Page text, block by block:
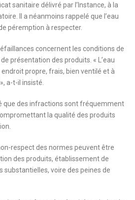
sanitaire délivré par l’Instance, à la
Il a néanmoins rappelé que l’eau
péremption à respecter.
concernent les conditions de
présentation des produits. « L’eau
propre, frais, bien ventilé et à
a-t-il insisté.
que des infractions sont fréquemment
la qualité des produits
respect des normes peuvent être
des produits, établissement de
substantielles, voire des peines de